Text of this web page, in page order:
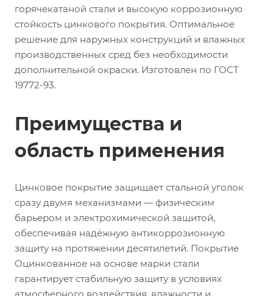
горячекатаной стали и высокую коррозионную
стойкость цинкового покрытия. Оптимальное
решение для наружных конструкций и влажных
производственных сред без необходимости
дополнительной окраски. Изготовлен по ГОСТ
19772-93.
Преимущества и
область применения
Цинковое покрытие защищает стальной уголок
сразу двумя механизмами — физическим
барьером и электрохимической защитой,
обеспечивая надёжную антикоррозионную
защиту на протяжении десятилетий. Покрытие
Оцинкованное на основе марки стали
гарантирует стабильную защиту в условиях